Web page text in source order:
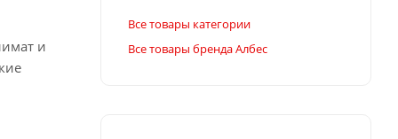
и
Все товары категории
Все товары бренда Албес